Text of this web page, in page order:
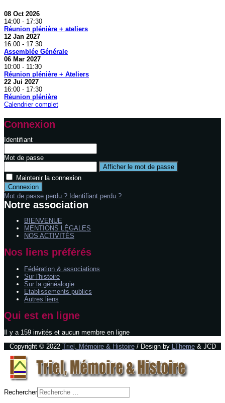
08 Oct 2026
14:00 - 17:30
Réunion plénière + ateliers
12 Jan 2027
16:00 - 17:30
Assemblée Générale
06 Mar 2027
10:00 - 11:30
Réunion plénière + Ateliers
22 Jui 2027
16:00 - 17:30
Réunion plénière
Calendrier complet
Connexion
Identifiant
Mot de passe
Afficher le mot de passe
Maintenir la connexion
Connexion
Mot de passe perdu ? Identifiant perdu ?
Notre association
BIENVENUE
MENTIONS LÉGALES
NOS ACTIVITÉS
Nos liens préférés
Fédération & associations
Sur l'histoire
Sur la généalogie
Etablissements publics
Autres liens
Qui est en ligne
Il y a 159 invités et aucun membre en ligne
Copyright © 2022 Triel, Mémoire & Histoire/ Design by LTheme& JCD
Rechercher